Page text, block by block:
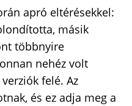
apró eltérésekkel:
másik
többnyire
nehéz volt
felé. Az
és ez adja meg a